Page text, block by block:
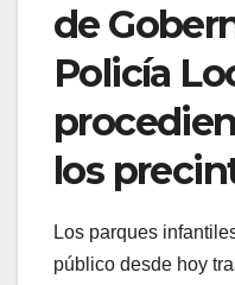
de
Policía
los
Los parques
público desde hoy